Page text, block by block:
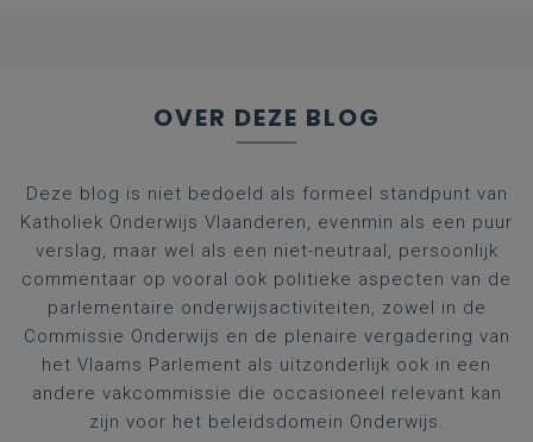
OVER DEZE BLOG
Deze blog is niet bedoeld als formeel standpunt van
Katholiek Onderwijs Vlaanderen, evenmin als een puur
verslag, maar wel als een niet-neutraal, persoonlijk
commentaar op vooral ook politieke aspecten van de
parlementaire onderwijsactiviteiten, zowel in de
Commissie Onderwijs en de plenaire vergadering van
het Vlaams Parlement als uitzonderlijk ook in een
andere vakcommissie die occasioneel relevant kan
zijn voor het beleidsdomein Onderwijs.